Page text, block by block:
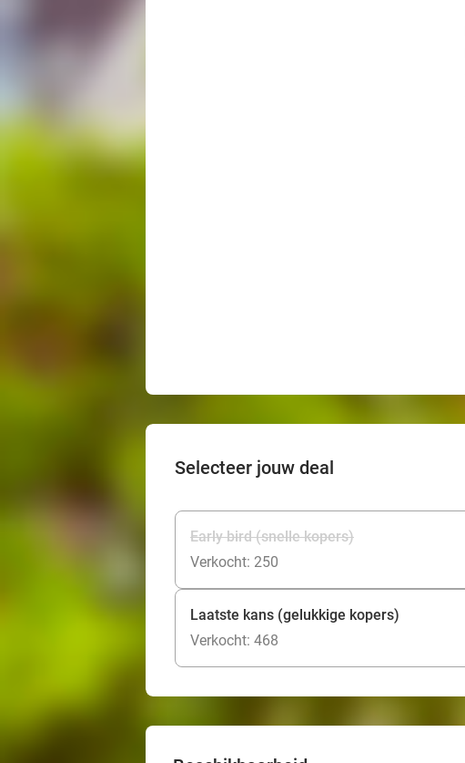
Selecteer jouw deal
Early bird (snelle kopers)
Verkocht: 250
Laatste kans (gelukkige kopers)
Verkocht: 468